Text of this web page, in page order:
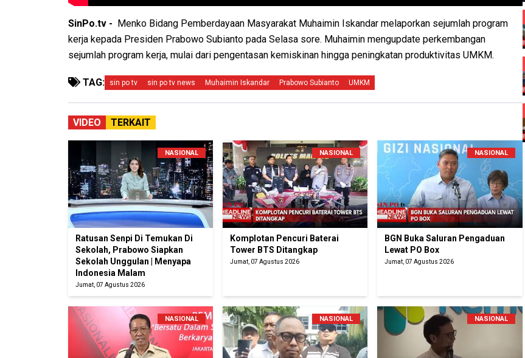
SinPo.tv -
Menko Bidang Pemberdayaan Masyarakat Muhaimin Iskandar melaporkan sejumlah program
kerja kepada Presiden Prabowo Subianto pada Selasa sore. Muhaimin mengupdate perkembangan
sejumlah program kerja, mulai dari pengentasan kemiskinan hingga peningkatan produktivitas UMKM.
TAG: sin po tv sin po tv news Muhaimin Iskandar Prabowo Subianto UMKM
VIDEO TERKAIT
NASIONAL
Ratusan Senpi Di Temukan Di
Sekolah, Prabowo Siapkan
Sekolah Unggulan | Menyapa
Indonesia Malam
Jumat, 07 Agustus 2026
NASIONAL
Komplotan Pencuri Baterai
Tower BTS Ditangkap
Jumat, 07 Agustus 2026
NASIONAL
BGN Buka Saluran Pengaduan
Lewat PO Box
Jumat, 07 Agustus 2026
NASIONAL NASIONAL NASIONAL